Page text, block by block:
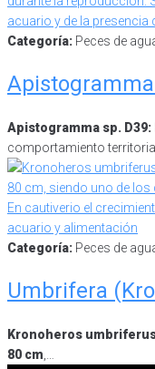
Categoría: Peces de
Apistogramma sp. D39:
comportamiento
Categoría: Peces de
Umbrifera
Kronoheros
80 cm